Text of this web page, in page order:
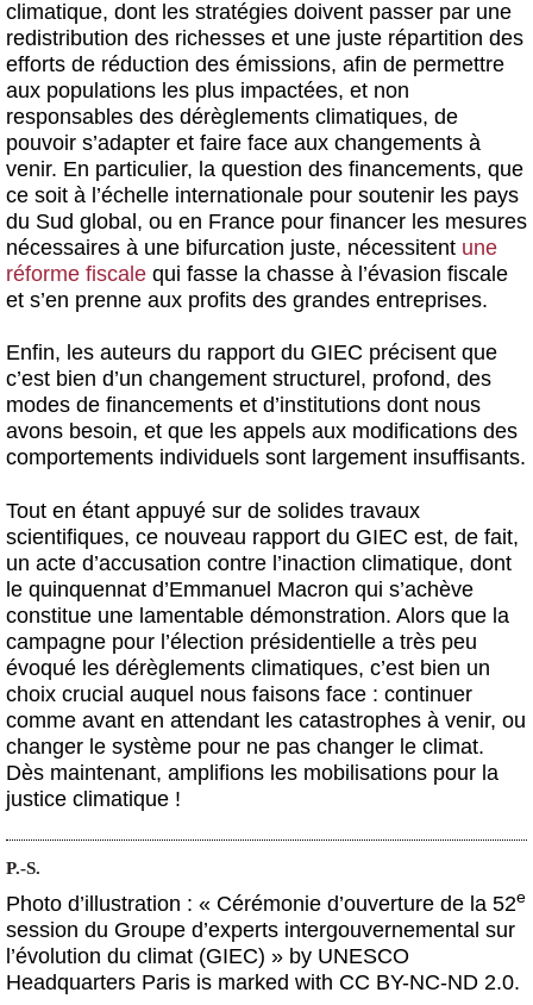
climatique, dont les stratégies doivent passer par une
redistribution des richesses et une juste répartition des
efforts de réduction des émissions, afin de permettre
aux populations les plus impactées, et non
responsables des dérèglements climatiques, de
pouvoir s’adapter et faire face aux changements à
venir. En particulier, la question des financements, que
ce soit à l’échelle internationale pour soutenir les pays
du Sud global, ou en France pour financer les mesures
nécessaires à une bifurcation juste, nécessitent une
réforme fiscale qui fasse la chasse à l’évasion fiscale
et s’en prenne aux profits des grandes entreprises.
Enfin, les auteurs du rapport du GIEC précisent que
c’est bien d’un changement structurel, profond, des
modes de financements et d’institutions dont nous
avons besoin, et que les appels aux modifications des
comportements individuels sont largement insuffisants.
Tout en étant appuyé sur de solides travaux
scientifiques, ce nouveau rapport du GIEC est, de fait,
un acte d’accusation contre l’inaction climatique, dont
le quinquennat d’Emmanuel Macron qui s’achève
constitue une lamentable démonstration. Alors que la
campagne pour l’élection présidentielle a très peu
évoqué les dérèglements climatiques, c’est bien un
choix crucial auquel nous faisons face : continuer
comme avant en attendant les catastrophes à venir, ou
changer le système pour ne pas changer le climat.
Dès maintenant, amplifions les mobilisations pour la
justice climatique !
P.-S.
Photo d’illustration : « Cérémonie d’ouverture de la 52e
session du Groupe d’experts intergouvernemental sur
l’évolution du climat (GIEC) » by UNESCO
Headquarters Paris is marked with CC BY-NC-ND 2.0.